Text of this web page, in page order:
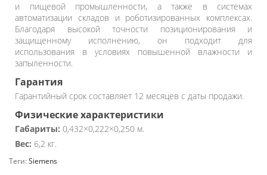
и пищевой промышленности, а также в системах
автоматизации складов и роботизированных комплексах.
Благодаря высокой точности позиционирования и
защищенному исполнению, он подходит для
использования в условиях повышенной влажности и
запыленности.
Гарантия
Гарантийный срок составляет 12 месяцев с даты продажи.
Физические характеристики
Габариты: 0,432×0,222×0,250 м.
Вес: 6,2 кг.
Теги:Siemens